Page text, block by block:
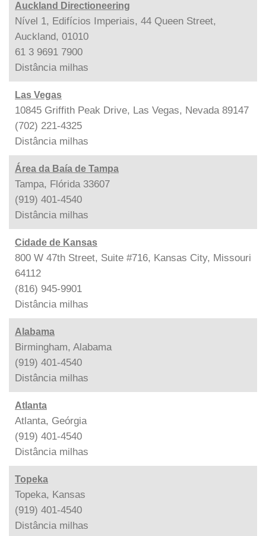
Auckland Directioneering
Nível 1, Edifícios Imperiais, 44 Queen Street,
Auckland, 01010
61 3 9691 7900
Distância milhas
Las Vegas
10845 Griffith Peak Drive, Las Vegas, Nevada 89147
(702) 221-4325
Distância milhas
Área da Baía de Tampa
Tampa, Flórida 33607
(919) 401-4540
Distância milhas
Cidade de Kansas
800 W 47th Street, Suite #716, Kansas City, Missouri
64112
(816) 945-9901
Distância milhas
Alabama
Birmingham, Alabama
(919) 401-4540
Distância milhas
Atlanta
Atlanta, Geórgia
(919) 401-4540
Distância milhas
Topeka
Topeka, Kansas
(919) 401-4540
Distância milhas